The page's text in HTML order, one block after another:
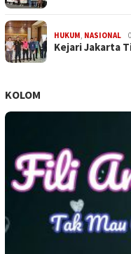
HUKUM NASIONAL
Kejari Jakarta
KOLOM